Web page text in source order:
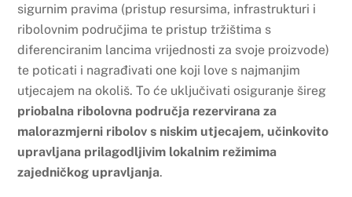
sigurnim pravima (pristup resursima, infrastrukturi i
ribolovnim područjima te pristup tržištima s
diferenciranim lancima vrijednosti za svoje proizvode)
te poticati i nagrađivati one koji love s najmanjim
utjecajem na okoliš. To će uključivati osiguranje šireg
priobalna ribolovna područja rezervirana za
malorazmjerni ribolov s niskim utjecajem, učinkovito
upravljana prilagodljivim lokalnim režimima
zajedničkog upravljanja.